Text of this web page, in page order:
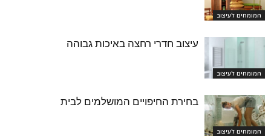
המומחים לעיצוב
המומחים לעיצוב
עיצוב חדרי רחצה באיכות גבוהה
המומחים לעיצוב
בחירת החיפויים המושלמים לבית